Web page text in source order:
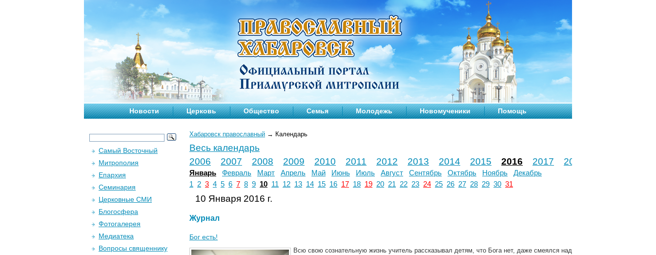
Новости Церковь Общество Семья Молодежь Новомученики Помощь
Хабаровск православный → Календарь
Весь календарь
2006
2007 2008 2009 2010 2011 2012 2013 2014 2015 2016 2017 2018
Январь Февраль Март Апрель Май Июнь Июль Август Сентябрь Октябрь Ноябрь
Декабрь
1
2 3 4 5 6 7 8 9 10 11 12 13 14 15 16 17 18 19 20 21 22 23 24 25 26 27 28 29 30 31
10 Января 2016 г.
Журнал
Бог есть!
Всю свою сознательную жизнь учитель рассказывал детям, что Бога нет, даже смеялся над
Самый Восточный
Митрополия
Епархия
Семинария
Церковные СМИ
Блогосфера
Фотогалерея
Медиатека
Вопросы священнику